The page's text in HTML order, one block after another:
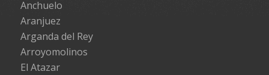
Anchuelo
Aranjuez
Arganda del Rey
Arroyomolinos
El Atazar